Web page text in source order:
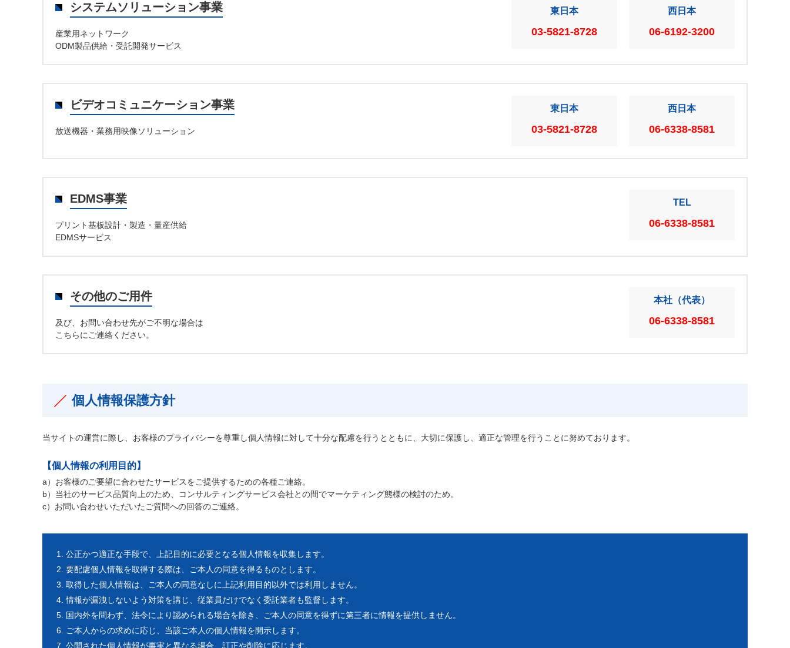
システムソリューション事業
産業用ネットワーク
ODM製品供給・受託開発サービス
東日本
03-5821-8728
西日本
06-6192-3200
ビデオコミュニケーション事業
放送機器・業務用映像ソリューション
東日本
03-5821-8728
西日本
06-6338-8581
EDMS事業
プリント基板設計・製造・量産供給
EDMSサービス
TEL
06-6338-8581
その他のご用件
及び、お問い合わせ先がご不明な場合は
こちらにご連絡ください。
本社（代表）
06-6338-8581
個人情報保護方針
当サイトの運営に際し、お客様のプライバシーを尊重し個人情報に対して十分な配慮を行うとともに、大切に保護し、適正な管理を行うことに努めております。
【個人情報の利用目的】
a）お客様のご要望に合わせたサービスをご提供するための各種ご連絡。
b）当社のサービス品質向上のため、コンサルティングサービス会社との間でマーケティング態様の検討のため。
c）お問い合わせいただいたご質問への回答のご連絡。
公正かつ適正な手段で、上記目的に必要となる個人情報を収集します。
要配慮個人情報を取得する際は、ご本人の同意を得るものとします。
取得した個人情報は、ご本人の同意なしに上記利用目的以外では利用しません。
情報が漏洩しないよう対策を講じ、従業員だけでなく委託業者も監督します。
国内外を問わず、法令により認められる場合を除き、ご本人の同意を得ずに第三者に情報を提供しません。
ご本人からの求めに応じ、当該ご本人の個人情報を開示します。
公開された個人情報が事実と異なる場合、訂正や削除に応じます。